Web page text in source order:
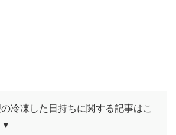
冷凍した日持ちに関する記事はこ
▼